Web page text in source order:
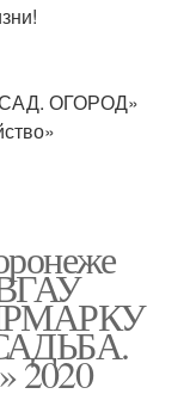
ОГОРОД»